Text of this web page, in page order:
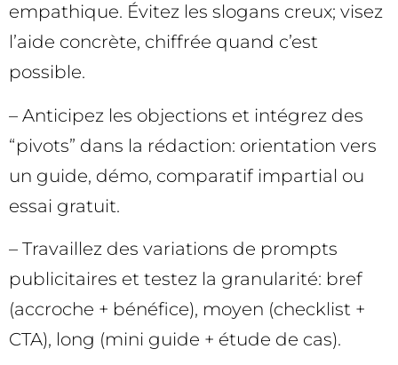
empathique. Évitez les slogans creux; visez
l’aide concrète, chiffrée quand c’est
possible.
– Anticipez les objections et intégrez des
“pivots” dans la rédaction: orientation vers
un guide, démo, comparatif impartial ou
essai gratuit.
– Travaillez des variations de prompts
publicitaires et testez la granularité: bref
(accroche + bénéfice), moyen (checklist +
CTA), long (mini guide + étude de cas).